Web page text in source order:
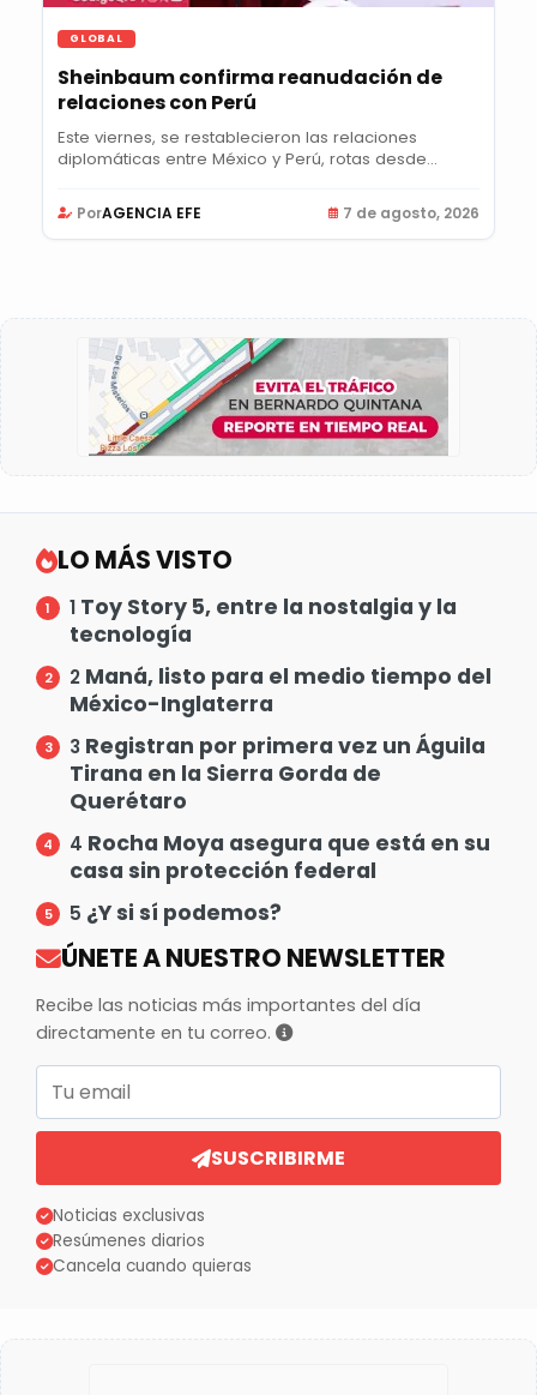
GLOBAL
Sheinbaum confirma reanudación de
relaciones con Perú
Este viernes, se restablecieron las relaciones
diplomáticas entre México y Perú, rotas desde...
PorAGENCIA EFE 7 de agosto, 2026
LO MÁS VISTO
1 Toy Story 5, entre la nostalgia y la
tecnología
2 Maná, listo para el medio tiempo del
México-Inglaterra
3 Registran por primera vez un Águila
Tirana en la Sierra Gorda de
Querétaro
4 Rocha Moya asegura que está en su
casa sin protección federal
5 ¿Y si sí podemos?
ÚNETE A NUESTRO NEWSLETTER
Recibe las noticias más importantes del día
directamente en tu correo.
Correo electrónico
SUSCRIBIRME
Noticias exclusivas
Resúmenes diarios
Cancela cuando quieras